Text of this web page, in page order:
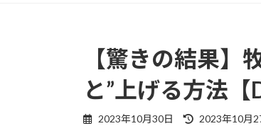
【驚きの結果】
と”上げる方法【
2023年10月30日
最
2023年10月